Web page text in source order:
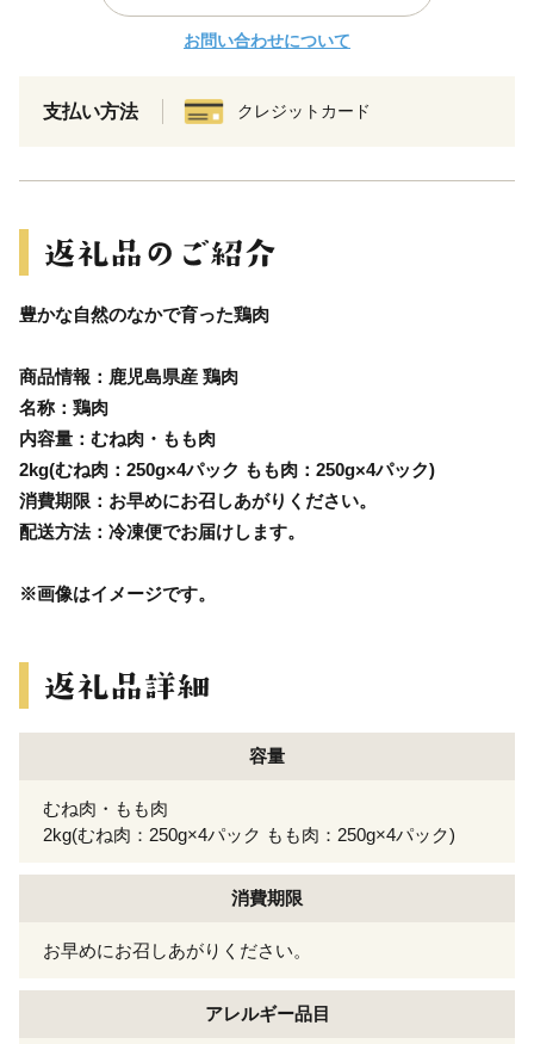
お問い合わせについて
支払い方法 クレジットカード
豊かな自然のなかで育った鶏肉
商品情報：鹿児島県産 鶏肉
名称：鶏肉
内容量：むね肉・もも肉
2kg(むね肉：250g×4パック もも肉：250g×4パック)
消費期限：お早めにお召しあがりください。
配送方法：冷凍便でお届けします。
※画像はイメージです。
容量
むね肉・もも肉
2kg(むね肉：250g×4パック もも肉：250g×4パック)
消費期限
お早めにお召しあがりください。
アレルギー品目